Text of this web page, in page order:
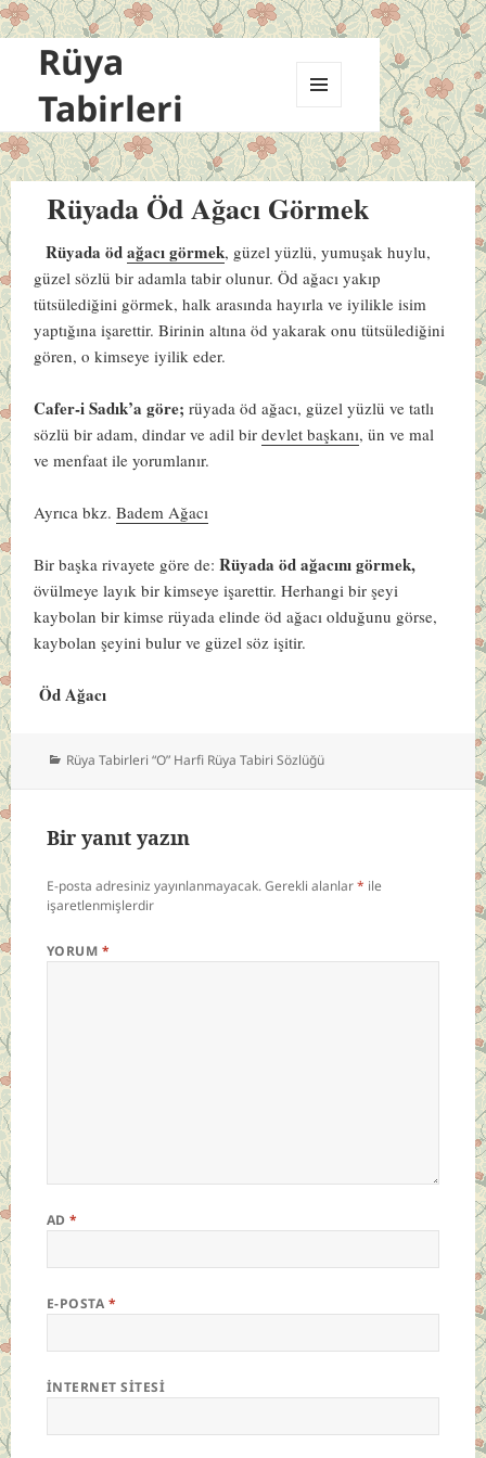
Rüya
Tabirleri
VE
BILEŞENLER
Rüyada Öd Ağacı Görmek
Rüyada ödağacı görmek, güzel yüzlü, yumuşak huylu,
güzel sözlü bir adamla tabir olunur. Öd ağacı yakıp
tütsülediğini görmek, halk arasında hayırla ve iyilikle isim
yaptığına işarettir. Birinin altına öd yakarak onu tütsülediğini
gören, o kimseye iyilik eder.
Cafer-i Sadık’a göre; rüyada öd ağacı, güzel yüzlü ve tatlı
sözlü bir adam, dindar ve adil birdevlet başkanı, ün ve mal
ve menfaat ile yorumlanır.
Ayrıca bkz.Badem Ağacı
Bir başka rivayete göre de:Rüyada öd ağacını görmek,
övülmeye layık bir kimseye işarettir. Herhangi bir şeyi
kaybolan bir kimse rüyada elinde öd ağacı olduğunu görse,
kaybolan şeyini bulur ve güzel söz işitir.
Öd Ağacı
Kategoriler
Rüya Tabirleri “O” Harfi Rüya Tabiri Sözlüğü
Bir yanıt yazın
E-posta adresiniz yayınlanmayacak.Gerekli alanlar* ile
işaretlenmişlerdir
YORUM *
AD*
E-POSTA *
İNTERNET SITESI